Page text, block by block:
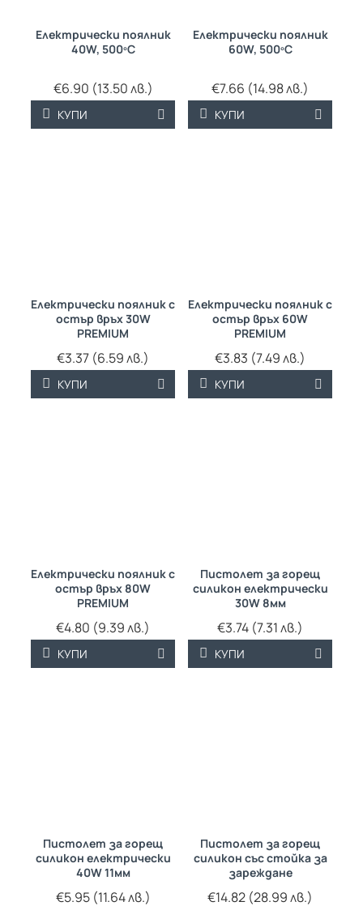
Електрически поялник
40W, 500ºC
€6.90 (13.50 лв.)
КУПИ
Електрически поялник
60W, 500ºC
€7.66 (14.98 лв.)
КУПИ
Електрически поялник с
остър връх 30W
PREMIUM
€3.37 (6.59 лв.)
КУПИ
Електрически поялник с
остър връх 60W
PREMIUM
€3.83 (7.49 лв.)
КУПИ
Електрически поялник с
остър връх 80W
PREMIUM
€4.80 (9.39 лв.)
КУПИ
Пистолет за горещ
силикон електрически
30W 8мм
€3.74 (7.31 лв.)
КУПИ
Пистолет за горещ
силикон електрически
40W 11мм
€5.95 (11.64 лв.)
Пистолет за горещ
силикон със стойка за
зареждане
€14.82 (28.99 лв.)